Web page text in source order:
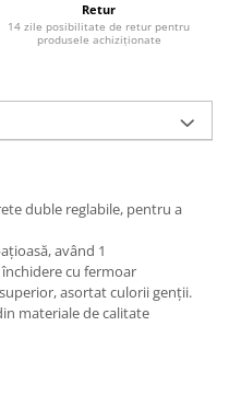
Retur
14 zile posibilitate de retur pentru
produsele achiziționate
duble reglabile, pentru a
având 1
cu fermoar
asortat culorii genții.
materiale de calitate